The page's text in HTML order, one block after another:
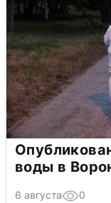
воды в
6 августа 0